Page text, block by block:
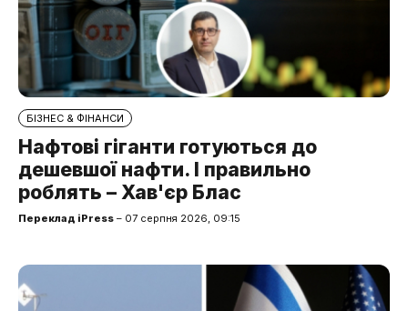
БІЗНЕС & ФІНАНСИ
Нафтові гіганти готуються до
дешевшої нафти. І правильно
роблять – Хав'єр Блас
Переклад iPress – 07 серпня 2026, 09:15